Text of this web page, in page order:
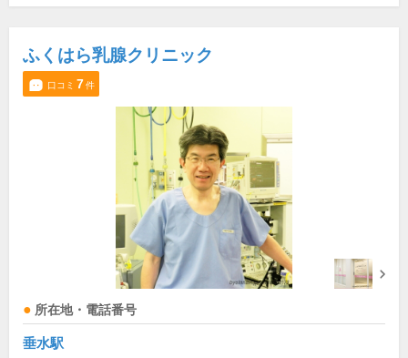
ふくはら乳腺クリニック
口コミ 7件
所在地・電話番号
垂水駅